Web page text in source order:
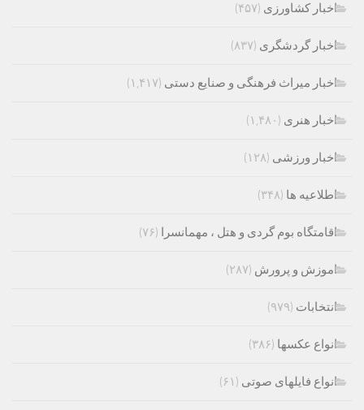
اخبار کشاورزی (۴۵۷)
اخبار گردشگری (۸۳۷)
اخبار میراث فرهنگی و صنایع دستی (۱,۴۱۷)
اخبار هنری (۱,۴۸۰)
اخبار ورزشی (۱۲۸)
اطلاعیه ها (۳۴۸)
اقامتگاه بوم گردی و هتل ، مهمانسرا (۷۶)
اموزش و پرورش (۲۸۷)
انتخابات (۹۷۹)
انواع عکسها (۳۸۶)
انواع فایلهای صوتی (۶۱)